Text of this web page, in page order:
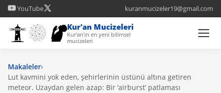
YouTube kuranmucizeler19@gmail.com
Kur'an Mucizeleri
Kur'an'ın en yeni bilimsel
mucizeleri
Makaleler›
Lut kavmini yok eden, şehirlerinin üstünü altına getiren
meteor. Uzaydan gelen azap: Bir ‘airburst’ patlaması